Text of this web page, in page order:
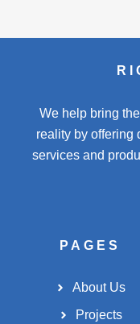
We help bring
reality by offering
services and
PAGES
About Us
Projects